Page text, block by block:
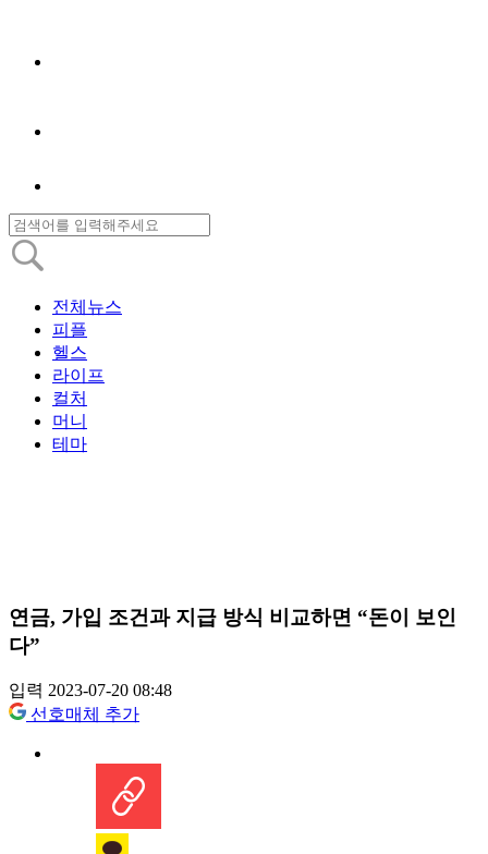
전체뉴스
피플
헬스
라이프
컬처
머니
테마
연금, 가입 조건과 지급 방식 비교하면 “돈이 보인
다”
입력 2023-07-20 08:48
선호매체 추가